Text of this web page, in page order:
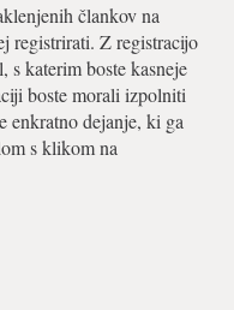
člankov na
registrirati. Z registracijo
katerim boste kasneje
boste morali izpolniti
enkratno dejanje, ki ga
s klikom na